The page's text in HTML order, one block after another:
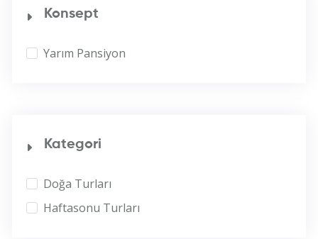
Konsept
Yarım Pansiyon
Kategori
Doğa Turları
Haftasonu Turları